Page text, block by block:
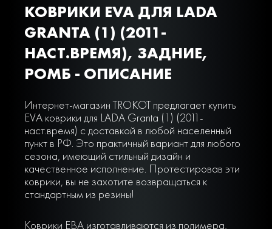
КОВРИКИ EVA ДЛЯ LADA
GRANTA (1) (2011-
НАСТ.ВРЕМЯ), ЗАДНИЕ,
РОМБ - ОПИСАНИЕ
Интернет-магазин TROKOT предлагает купить
EVA коврики для LADA Granta (1) (2011-
наст.время) с доставкой в любой населенный
пункт в РФ. Это практичный вариант для любого
сезона, имеющий стильный дизайн и
качественное исполнение. Протестировав эти
коврики, вы не захотите возвращаться к
стандартным из резины!
Коврики ЕВА изготавливаются из полимера,